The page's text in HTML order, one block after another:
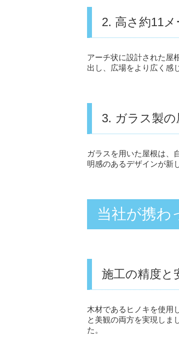
2. 高さ約11
アーチ状に設計された屋
出し、広場をより広く感
3. ガラス製
ガラスを用いた屋根は、
明感のあるデザインが新
当社が携わ
施工の精度と
木材であるヒノキを使用
と美観の両方を実現しま
た。